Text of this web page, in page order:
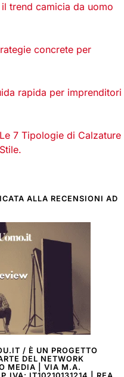
trend camicia da uomo
concrete per
rapida per imprenditori
7 Tipologie di Calzature
ALLA RECENSIONI AD
/ È UN PROGETTO
DEL NETWORK
MEDIA | VIA M.A.